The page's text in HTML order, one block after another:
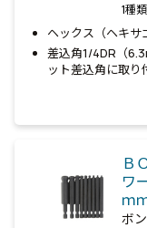
1種
ヘックス（ヘキサ
差込角1/4DR（
ット差込角に取り
Ｂ
ワ
ｍ
ボ